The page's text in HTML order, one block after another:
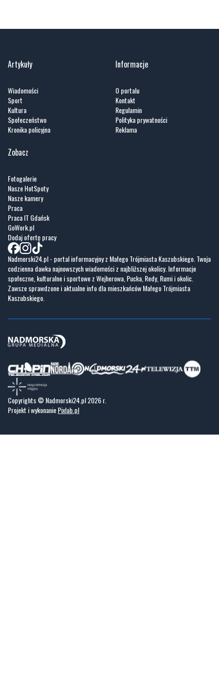
Artykuły
Wiadomości
Sport
Kultura
Społeczeństwo
Kronika policyjna
Informacje
O portalu
Kontakt
Regulamin
Polityka prywatności
Reklama
Zobacz
Fotogalerie
Nasze HotSpoty
Nasze kamery
Praca
Praca IT Gdańsk
GoWork.pl
Dodaj ofertę pracy
Nadmorski24.pl - portal informacyjny z Małego Trójmiasta Kaszubskiego. Twoja
codzienna dawka najnowszych wiadomości z najbliższej okolicy. Informacje
społeczne, kulturalne i sportowe z Wejherowa, Pucka, Redy, Rumi i okolic.
Zawsze sprawdzone i aktualne info dla mieszkańców Małego Trójmiasta
Kaszubskiego.
Copyrights © Nadmorski24.pl 2026 r.
Projekt i wykonaniePixlab.pl